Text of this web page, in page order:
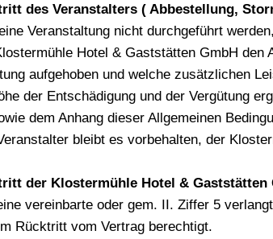
des Veranstalters ( Abbestellung,
Veranstaltung nicht durchgeführt
Hotel & Gaststätten GmbH den
aufgehoben und welche zusätzlichen
der Entschädigung und der Vergütung
dem Anhang dieser Allgemeinen
bleibt es vorbehalten, der
der Klostermühle Hotel & Gaststätten
vereinbarte oder gem. II. Ziffer 5
Rücktritt vom Vertrag berechtigt.